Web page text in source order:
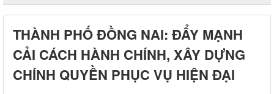
THÀNH PHỐ ĐỒNG NAI: ĐẨY MẠNH
CẢI CÁCH HÀNH CHÍNH, XÂY DỰNG
CHÍNH QUYỀN PHỤC VỤ HIỆN ĐẠI